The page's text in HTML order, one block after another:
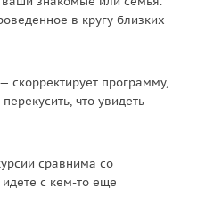
апартаменты
водит только местный
группы (до 10 человек).
Екатерининскому паркус
Гид может
парк
в кругу близких
программу,
что увидеть
сравнима со
с кем-то еще